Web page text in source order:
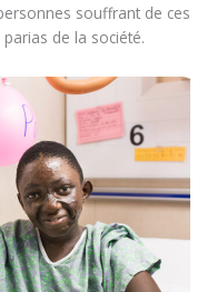
souffrant de ces
de la société.